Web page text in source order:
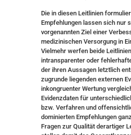
Die in diesen Leitlinien
Empfehlungen lassen sich nur
vorgenannten Ziel einer
medizinischen Versorgung in
Vielmehr werfen beide
intransparenter oder
der ihren Aussagen letztlich
zugrunde liegenden externen
inkongruenter Wertung
Evidenzdaten für
bzw. Verfahren und
dominierten Empfehlungen
Fragen zur Qualität derartiger